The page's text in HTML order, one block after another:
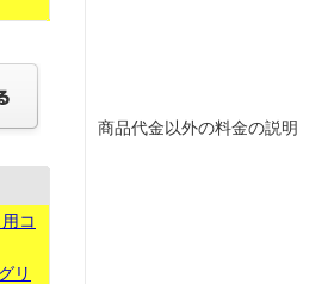
コ
リ
商品代金以外の料金の説明